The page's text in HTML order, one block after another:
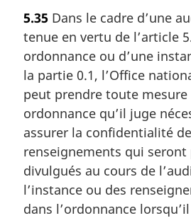
t
e
m
a
g
i
n
a
e
:
5.35 Dans le cadre d’une
tenue en vertu de l’article
ordonnance ou d’une
la partie 0.1, l’Office
peut prendre toute
ordonnance qu’il juge
assurer la confidentialité
renseignements qui
divulgués au cours de
l’instance ou des
dans l’ordonnance